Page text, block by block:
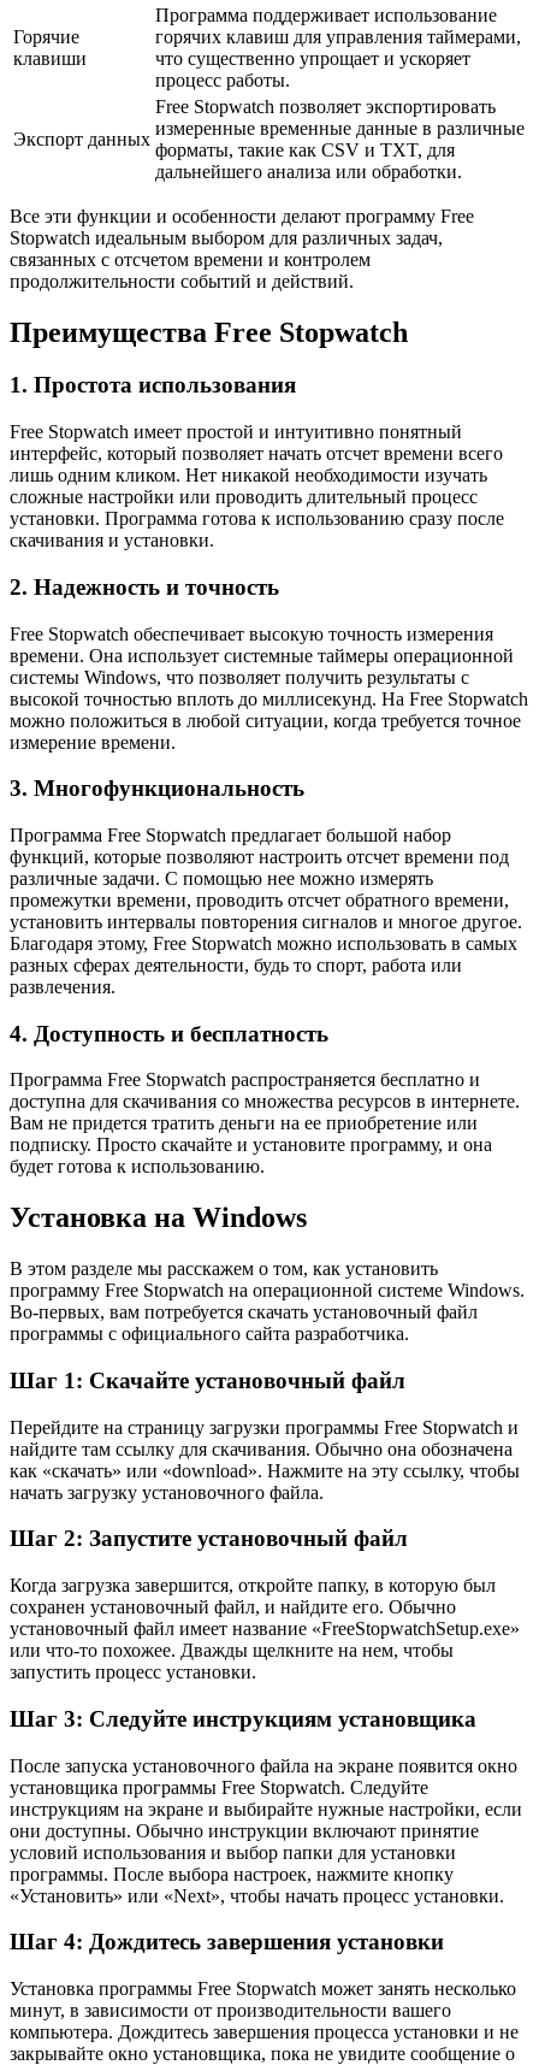
Горячие
клавиши
Программа поддерживает использование
горячих клавиш для управления таймерами,
что существенно упрощает и ускоряет
процесс работы.
Экспорт данных
Free Stopwatch позволяет экспортировать
измеренные временные данные в различные
форматы, такие как CSV и TXT, для
дальнейшего анализа или обработки.
Все эти функции и особенности делают программу Free
Stopwatch идеальным выбором для различных задач,
связанных с отсчетом времени и контролем
продолжительности событий и действий.
Преимущества Free Stopwatch
1. Простота использования
Free Stopwatch имеет простой и интуитивно понятный
интерфейс, который позволяет начать отсчет времени всего
лишь одним кликом. Нет никакой необходимости изучать
сложные настройки или проводить длительный процесс
установки. Программа готова к использованию сразу после
скачивания и установки.
2. Надежность и точность
Free Stopwatch обеспечивает высокую точность измерения
времени. Она использует системные таймеры операционной
системы Windows, что позволяет получить результаты с
высокой точностью вплоть до миллисекунд. На Free Stopwatch
можно положиться в любой ситуации, когда требуется точное
измерение времени.
3. Многофункциональность
Программа Free Stopwatch предлагает большой набор
функций, которые позволяют настроить отсчет времени под
различные задачи. С помощью нее можно измерять
промежутки времени, проводить отсчет обратного времени,
установить интервалы повторения сигналов и многое другое.
Благодаря этому, Free Stopwatch можно использовать в самых
разных сферах деятельности, будь то спорт, работа или
развлечения.
4. Доступность и бесплатность
Программа Free Stopwatch распространяется бесплатно и
доступна для скачивания со множества ресурсов в интернете.
Вам не придется тратить деньги на ее приобретение или
подписку. Просто скачайте и установите программу, и она
будет готова к использованию.
Установка на Windows
В этом разделе мы расскажем о том, как установить
программу Free Stopwatch на операционной системе Windows.
Во-первых, вам потребуется скачать установочный файл
программы с официального сайта разработчика.
Шаг 1: Скачайте установочный файл
Перейдите на страницу загрузки программы Free Stopwatch и
найдите там ссылку для скачивания. Обычно она обозначена
как «скачать» или «download». Нажмите на эту ссылку, чтобы
начать загрузку установочного файла.
Шаг 2: Запустите установочный файл
Когда загрузка завершится, откройте папку, в которую был
сохранен установочный файл, и найдите его. Обычно
установочный файл имеет название «FreeStopwatchSetup.exe»
или что-то похожее. Дважды щелкните на нем, чтобы
запустить процесс установки.
Шаг 3: Следуйте инструкциям установщика
После запуска установочного файла на экране появится окно
установщика программы Free Stopwatch. Следуйте
инструкциям на экране и выбирайте нужные настройки, если
они доступны. Обычно инструкции включают принятие
условий использования и выбор папки для установки
программы. После выбора настроек, нажмите кнопку
«Установить» или «Next», чтобы начать процесс установки.
Шаг 4: Дождитесь завершения установки
Установка программы Free Stopwatch может занять несколько
минут, в зависимости от производительности вашего
компьютера. Дождитесь завершения процесса установки и не
закрывайте окно установщика, пока не увидите сообщение о